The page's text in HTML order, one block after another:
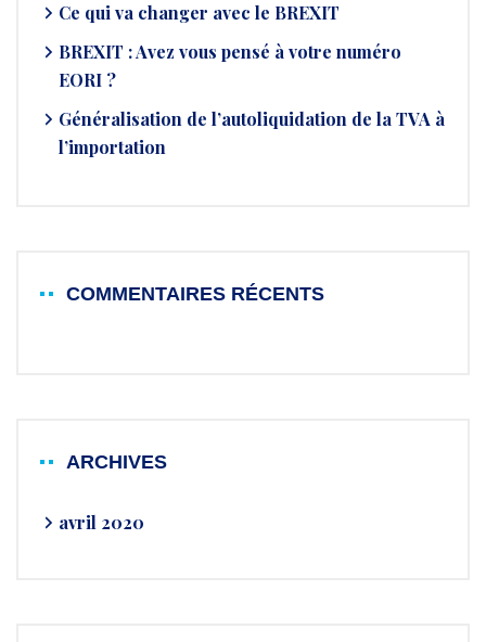
Ce qui va changer avec le BREXIT
BREXIT : Avez vous pensé à votre numéro
EORI ?
Généralisation de l’autoliquidation de la TVA à
l’importation
COMMENTAIRES RÉCENTS
ARCHIVES
avril 2020